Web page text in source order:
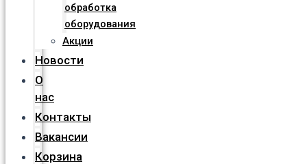
обработка
оборудования
Акции
Новости
О
нас
Контакты
Вакансии
Корзина